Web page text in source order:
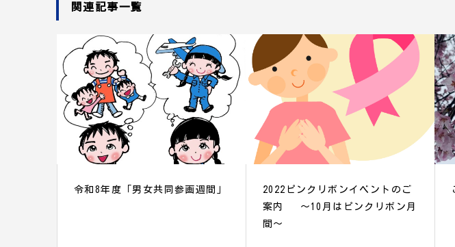
関連記事一覧
令和8年度「男女共同参画週間」
2022ピンクリボンイベントのご
案内 ～10月はピンクリボン月
間～